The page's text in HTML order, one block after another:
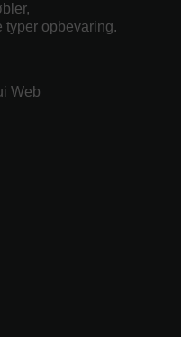
typer opbevaring.
Web